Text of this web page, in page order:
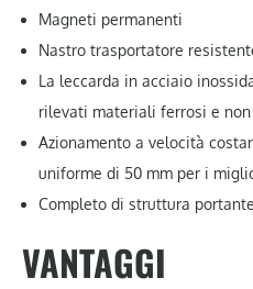
Magneti permanenti
Nastro trasportatore
La leccarda in acciaio
rilevati materiali ferrosi e
Azionamento a velocità
uniforme di 50 mm per i
Completo di struttura
VANTAGGI